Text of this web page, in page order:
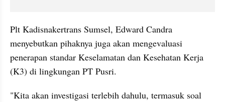
Plt Kadisnakertrans Sumsel, Edward Candra
menyebutkan pihaknya juga akan mengevaluasi
penerapan standar Keselamatan dan Kesehatan Kerja
(K3) di lingkungan PT Pusri.
"Kita akan investigasi terlebih dahulu, termasuk soal